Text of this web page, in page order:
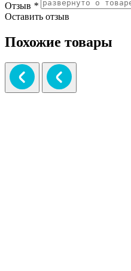
Отзыв *
Оставить отзыв
Похожие товары